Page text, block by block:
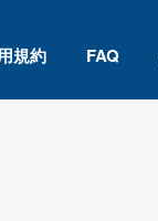
規約 FAQ